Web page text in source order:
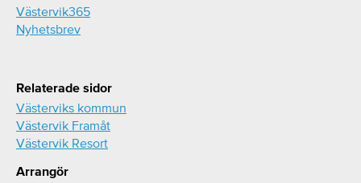
Västervik365
Nyhetsbrev
Relaterade sidor
Västerviks kommun
Västervik Framåt
Västervik Resort
Arrangör